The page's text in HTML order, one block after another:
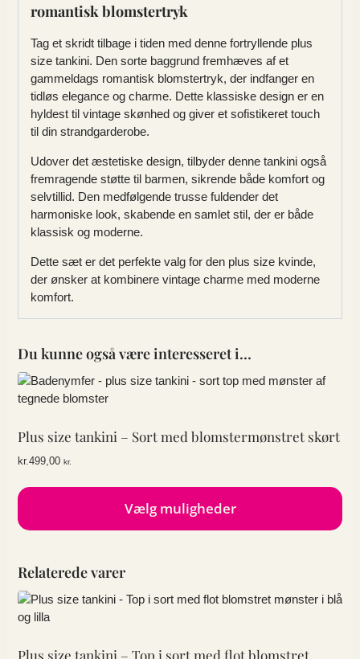
romantisk blomstertryk
Tag et skridt tilbage i tiden med denne fortryllende plus
size tankini. Den sorte baggrund fremhæves af et
gammeldags romantisk blomstertryk, der indfanger en
tidløs elegance og charme. Dette klassiske design er en
hyldest til vintage skønhed og giver et sofistikeret touch
til din strandgarderobe.
Udover det æstetiske design, tilbyder denne tankini også
fremragende støtte til barmen, sikrende både komfort og
selvtillid. Den medfølgende trusse fuldender det
harmoniske look, skabende en samlet stil, der er både
klassisk og moderne.
Dette sæt er det perfekte valg for den plus size kvinde,
der ønsker at kombinere vintage charme med moderne
komfort.
Du kunne også være interesseret i…
Plus size tankini – Sort med blomstermønstret skørt
kr. 499,00 kr.
Vælg muligheder
har
flere
Mulighederne
Relaterede varer
Plus size tankini – Top i sort med flot blomstret